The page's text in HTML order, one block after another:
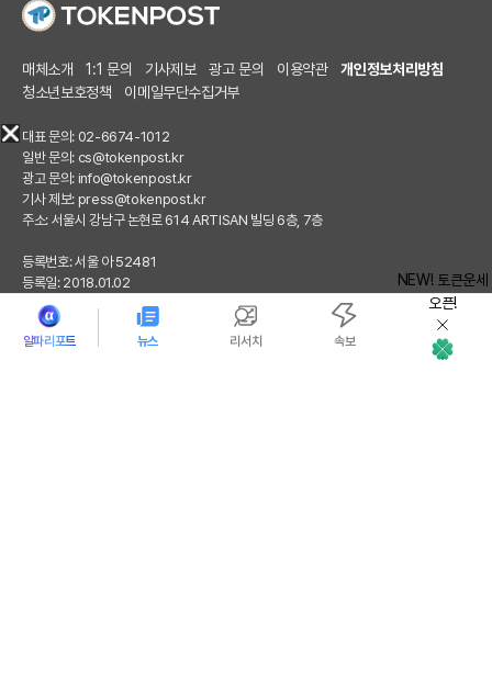
알파리포트 뉴스 리서치 속보
NEW! 토큰운세
오픈!
매체소개 1:1 문의 기사제보 광고 문의 이용약관
개인정보처리방침
청소년보호정책
이메일무단수집거부
대표 문의: 02-6674-1012
일반 문의: cs@tokenpost.kr
광고 문의: info@tokenpost.kr
기사 제보: press@tokenpost.kr
주소: 서울시 강남구 논현로 614 ARTISAN 빌딩 6층, 7층
등록번호: 서울 아 52481
등록일: 2018.01.02
발행 일자: 2017.02.17
대표: 김지호
청소년 보호 책임자: 전영빈